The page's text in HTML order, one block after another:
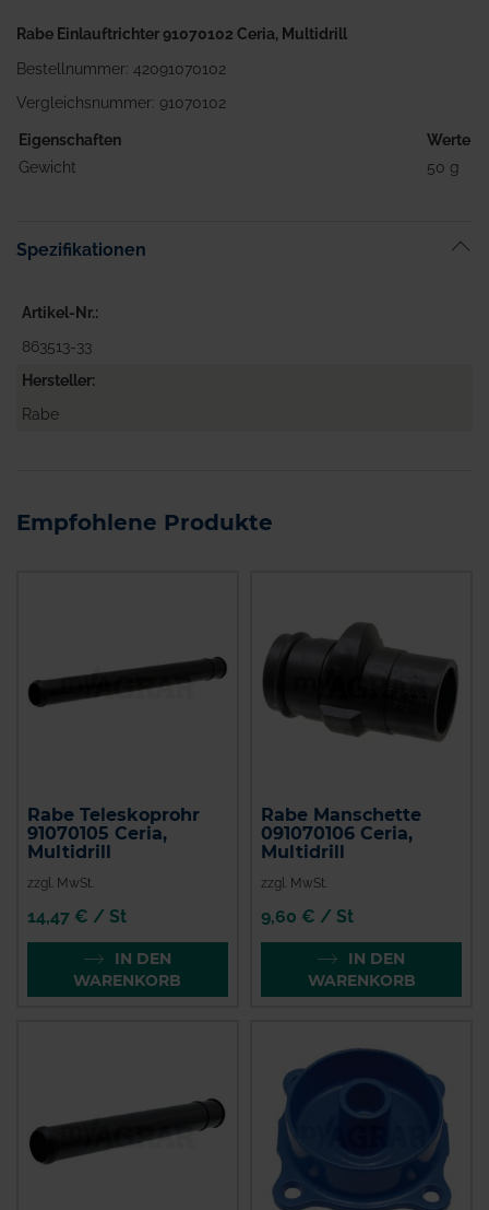
Rabe Einlauftrichter 91070102 Ceria, Multidrill
Bestellnummer: 42091070102
Vergleichsnummer: 91070102
Eigenschaften
Werte
Gewicht
50 g
Spezifikationen
Artikel-Nr.
863513-33
Hersteller
Rabe
Empfohlene Produkte
Rabe Teleskoprohr
91070105 Ceria,
Multidrill
zzgl. MwSt.
14,47 € / St
IN DEN
WARENKORB
Rabe Manschette
091070106 Ceria,
Multidrill
zzgl. MwSt.
9,60 € / St
IN DEN
WARENKORB